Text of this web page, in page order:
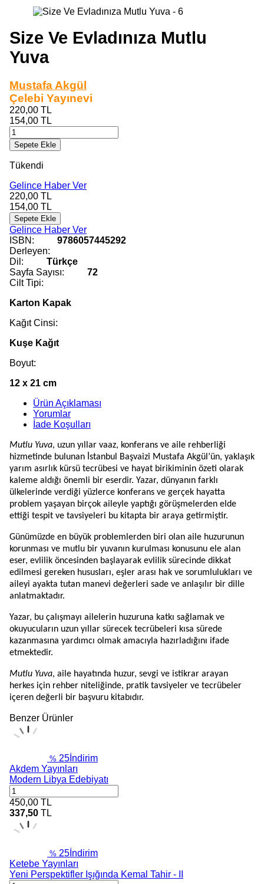
Size Ve Evladınıza Mutlu
Yuva
Mustafa Akgül
Çelebi Yayınevi
220,00 TL
154,00 TL
Sepete Ekle
Tükendi
Gelince Haber Ver
220,00 TL
154,00 TL
Sepete Ekle
Gelince Haber Ver
ISBN:
9786057445292
Derleyen:
Dil:
Türkçe
Sayfa Sayısı:
72
Cilt Tipi:
Karton Kapak
Kağıt Cinsi:
Kuşe Kağıt
Boyut:
12 x 21 cm
Ürün Açıklaması
Yorumlar
İade Koşulları
Mutlu Yuva, uzun yıllar vaaz, konferans ve aile rehberliği
hizmetinde bulunan İstanbul Başvaizi Mustafa Akgül’ün, yaklaşık
yarım asırlık kürsü tecrübesi ve hayat birikiminin özeti olarak
kaleme aldığı önemli bir eserdir. Yazar, dünyanın farklı
ülkelerinde verdiği yüzlerce konferans ve gerçek hayatta
problem yaşayan birçok aileyle yaptığı görüşmelerden elde
ettiği tespit ve tavsiyeleri bu kitapta bir araya getirmiştir.
Günümüzde en büyük problemlerden biri olan aile huzurunun
korunması ve mutlu bir yuvanın kurulması konusunu ele alan
eser, evlilik öncesinden başlayarak evlilik sürecinde dikkat
edilmesi gereken hususları, eşler arası hak ve sorumlulukları ve
aileyi ayakta tutan manevi değerleri sade ve anlaşılır bir dille
anlatmaktadır.
Yazar, bu çalışmayı ailelerin huzuruna katkı sağlamak ve
okuyucuların uzun yıllar sürecek tecrübeleri kısa sürede
kazanmasına yardımcı olmak amacıyla hazırladığını ifade
etmektedir.
Mutlu Yuva, aile hayatında huzur, sevgi ve istikrar arayan
herkes için rehber niteliğinde, pratik tavsiyeler ve tecrübeler
içeren değerli bir başvuru kitabıdır.
Benzer Ürünler
% 25 İndirim
Akdem Yayınları
Modern Libya Edebiyatı
450,00 TL
337,50 TL
% 25 İndirim
Ketebe Yayınları
Yeni Perspektifler Işığında Kemal Tahir - II